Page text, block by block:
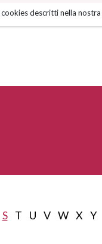
descritti nella nostra
S T U V W X Y